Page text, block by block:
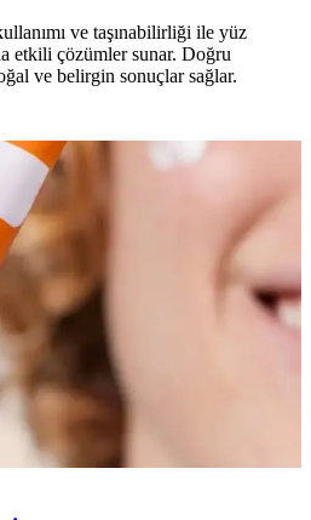
ve taşınabilirliği ile yüz
etkili çözümler sunar. Doğru
ve belirgin sonuçlar sağlar.